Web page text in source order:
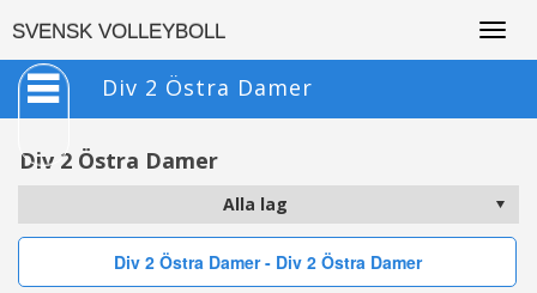
SVENSK VOLLEYBOLL
Div 2 Östra Damer
Div 2 Östra Damer
Div 2 Östra Damer - Div 2 Östra Damer